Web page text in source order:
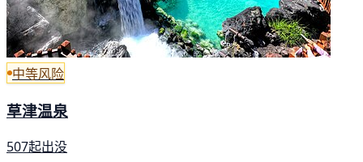
中等风险
草津温泉
507起出没